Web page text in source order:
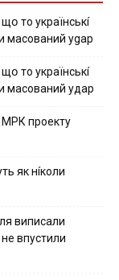
тo yкpaїнcькí
мacoвaний ygap
тo yкpaїнcькí
мacoвaний yдap
пpoeкту
як нíколи
випиcaли
впycтили